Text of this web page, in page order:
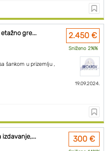
gre...
šankom u prizemlju ,
2.450 €
Sniženo 2%%
19.09.2024.
izdavanje,... 300 €